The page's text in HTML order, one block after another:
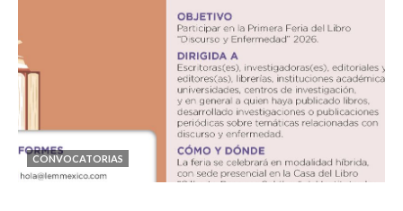
CONVOCATORIAS